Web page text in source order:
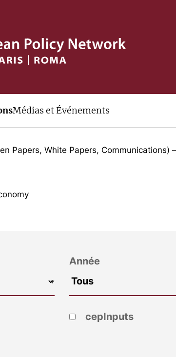
Médias et Événements
the last few years
Papers, White Papers, Communications)
Année
cepInputs